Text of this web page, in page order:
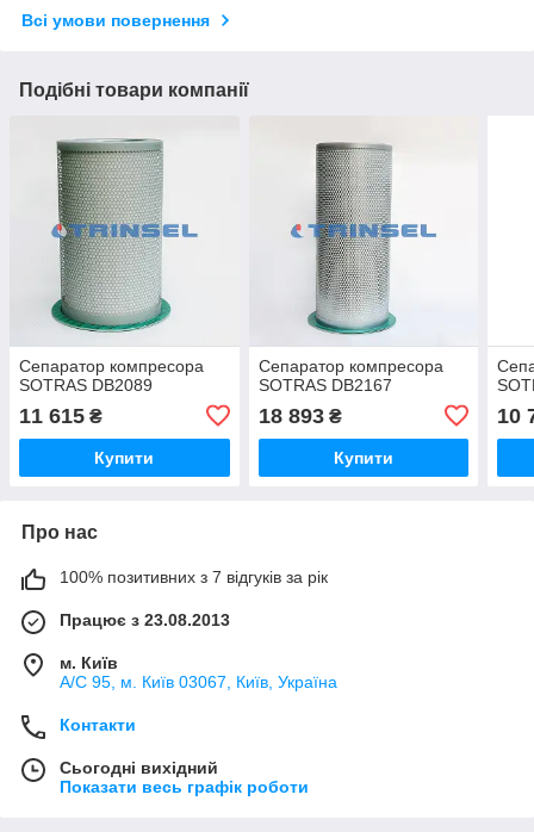
Всі умови повернення
Подібні товари компанії
Сепаратор компресора
SOTRAS DB2089
11 615 ₴
Купити
Сепаратор компресора
SOTRAS DB2167
18 893₴
Купити
10
Про нас
100% позитивних з 7 відгуків за рік
Працює з 23.08.2013
м. Київ
А/С 95, м. Київ 03067, Київ, Україна
Контакти
Сьогодні вихідний
Показати весь графік роботи